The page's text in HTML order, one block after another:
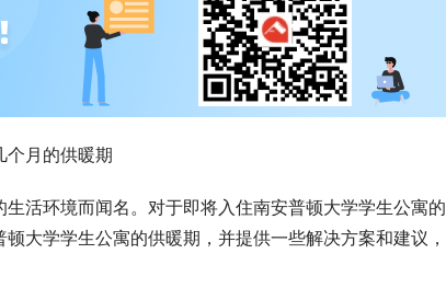
个月的供暖期
活环境而闻名。对于即将入住南安普顿大学学生公寓的
大学学生公寓的供暖期，并提供一些解决方案和建议，